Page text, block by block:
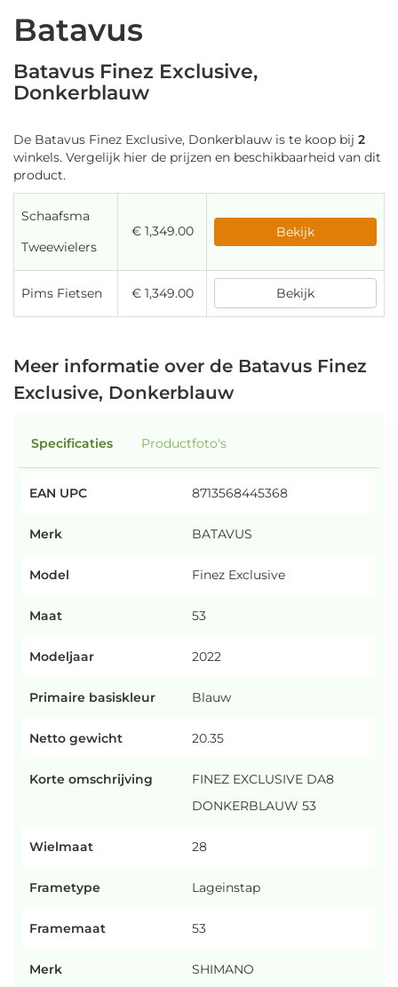
Batavus
Batavus Finez Exclusive,
Donkerblauw
De Batavus Finez Exclusive, Donkerblauw is te koop bij 2
winkels. Vergelijk hier de prijzen en beschikbaarheid van dit
product.
Schaafsma
Tweewielers
€ 1,349.00 Bekijk
Pims Fietsen € 1,349.00 Bekijk
Meer informatie over de Batavus Finez
Exclusive, Donkerblauw
Specificaties Productfoto's
EAN UPC 8713568445368
Merk BATAVUS
Model Finez Exclusive
Maat 53
Modeljaar 2022
Primaire basiskleur Blauw
Netto gewicht 20.35
Korte omschrijving
FINEZ EXCLUSIVE DA8
DONKERBLAUW 53
Wielmaat 28
Frametype Lageinstap
Framemaat 53
Merk
SHIMANO